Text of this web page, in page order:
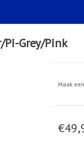
Pi-Grey/Pink
Maak